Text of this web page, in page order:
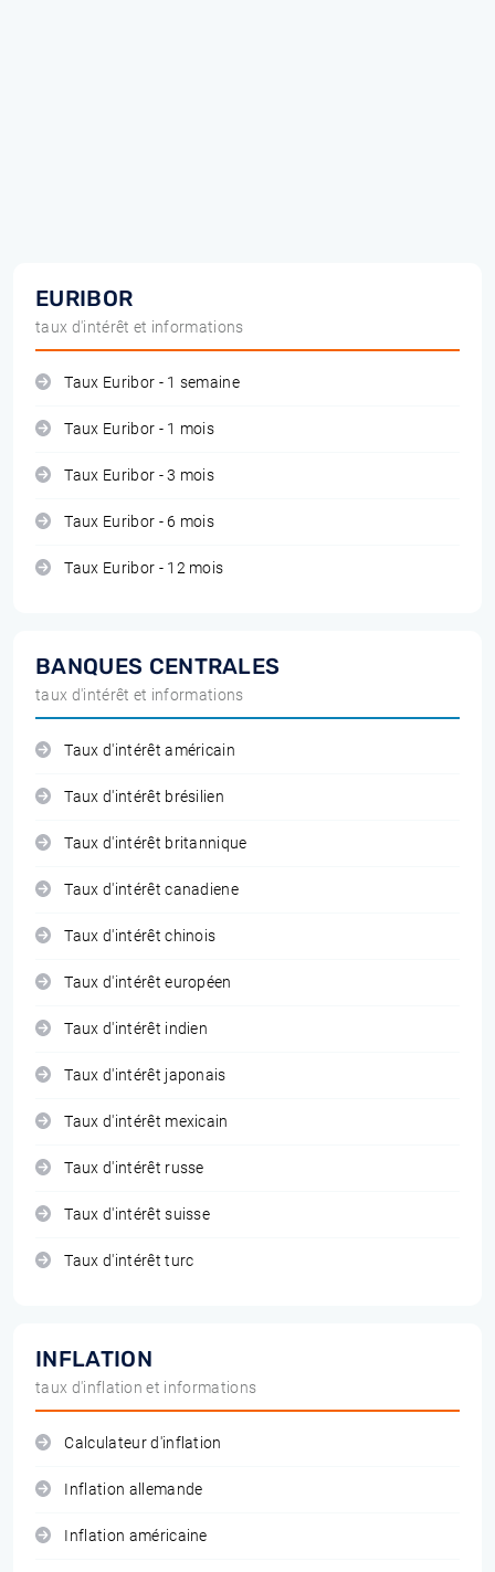
EURIBOR
taux d'intérêt et informations
Taux Euribor - 1 semaine
Taux Euribor - 1 mois
Taux Euribor - 3 mois
Taux Euribor - 6 mois
Taux Euribor - 12 mois
BANQUES CENTRALES
taux d'intérêt et informations
Taux d'intérêt américain
Taux d'intérêt brésilien
Taux d'intérêt britannique
Taux d'intérêt canadiene
Taux d'intérêt chinois
Taux d'intérêt européen
Taux d'intérêt indien
Taux d'intérêt japonais
Taux d'intérêt mexicain
Taux d'intérêt russe
Taux d'intérêt suisse
Taux d'intérêt turc
INFLATION
taux d'inflation et informations
Calculateur d'inflation
Inflation allemande
Inflation américaine